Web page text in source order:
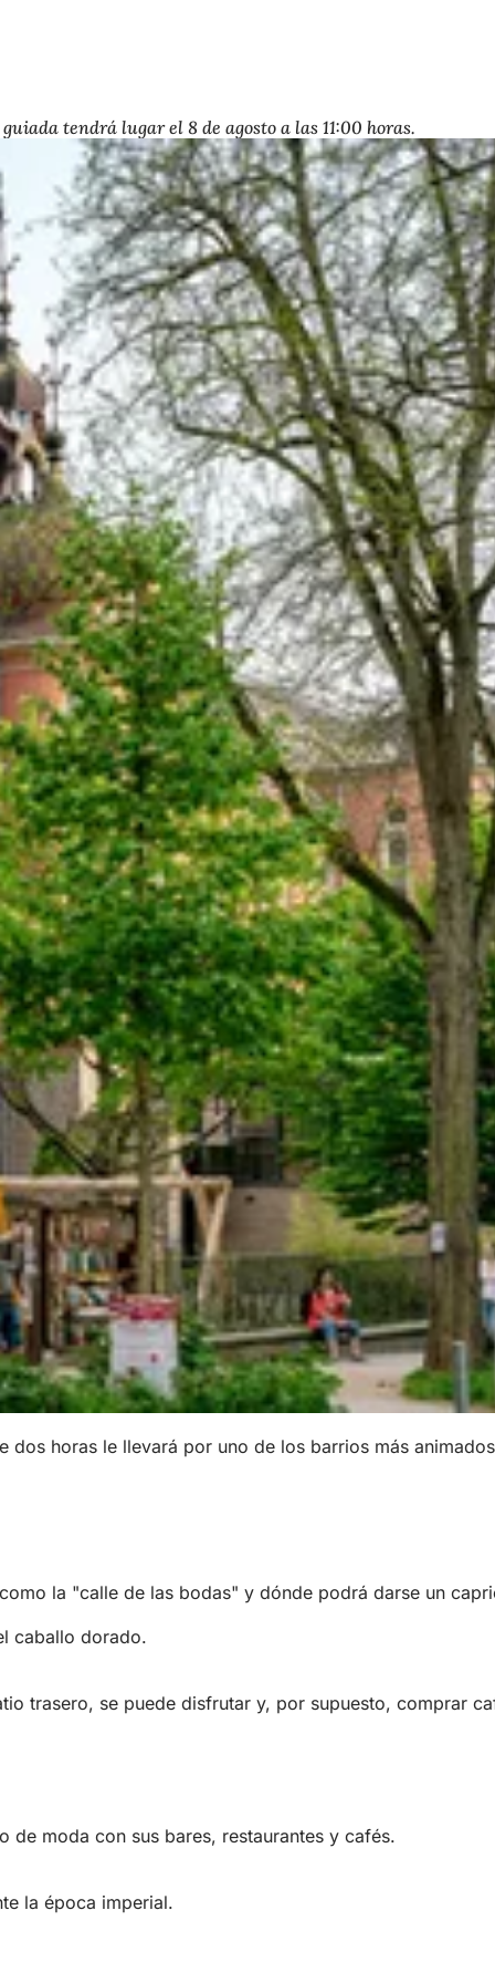
tendrá lugar el 8 de agosto a las 11:00 horas.
horas le llevará por uno de los barrios más
la "calle de las bodas" y dónde podrá darse un
caballo dorado.
trasero, se puede disfrutar y, por supuesto, comprar
de moda con sus bares, restaurantes y cafés.
la época imperial.